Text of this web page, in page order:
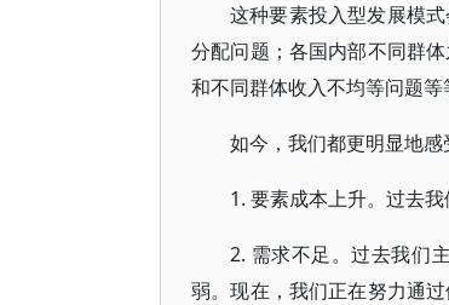
这种要素投入型发展模
分配问题；各国内部不同群
和不同群体收入不均等问题
如今，我们都更明显地感
1. 要素成本上升。过去
2. 需求不足。过去我们
弱。现在，我们正在努力通